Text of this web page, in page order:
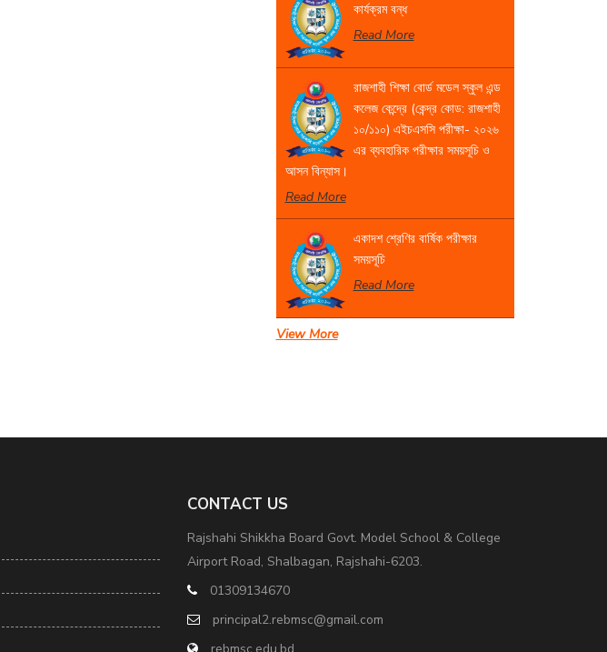
কার্যক্রম বন্ধ
Read More
রাজশাহী শিক্ষা বোর্ড মডেল স্কুল এন্ড
কলেজ কেন্দ্রে (কেন্দ্র কোড: রাজশাহী
১০/১১০) এইচএসসি পরীক্ষা- ২০২৬
এর ব্যবহারিক পরীক্ষার সময়সূচি ও
আসন বিন্যাস।
Read More
একাদশ শ্রেণির বার্ষিক পরীক্ষার
সময়সূচি
Read More
View More
CONTACT US
Rajshahi Shikkha Board Govt. Model School & College
Airport Road, Shalbagan, Rajshahi-6203.
01309134670
principal2.rebmsc@gmail.com
rebmsc.edu.bd